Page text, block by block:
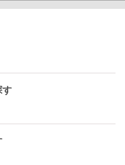
す